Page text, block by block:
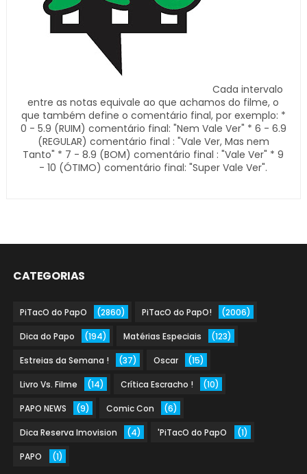
Cada intervalo
entre as notas equivale ao que achamos do filme, o
que também define o comentário final, por exemplo: *
0 - 5.9 (RUIM) comentário final: "Nem Vale Ver" * 6 - 6.9
(REGULAR) comentário final : "Vale Ver, Mas nem
Tanto" * 7 - 8.9 (BOM) comentário final : "Vale Ver" * 9
- 10 (ÓTIMO) comentário final: "Super Vale Ver".
CATEGORIAS
PiTacO do PapO (2860) PiTacO do PapO! (2006)
Dica do Papo (194) Matérias Especiais (123)
Estreias da Semana ! (37) Oscar (15)
Livro Vs. Filme (14) Crítica Escracho ! (10)
PAPO NEWS (9) Comic Con (6)
Dica Reserva Imovision (4) 'PiTacO do PapO (1)
PAPO (1)